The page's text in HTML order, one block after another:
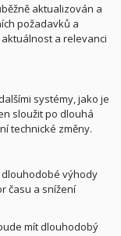
aktualizován a
požadavků a
a relevanci
systémy, jako je
sloužit po dlouhá
technické změny.
výhody
času a snížení
mít dlouhodobý